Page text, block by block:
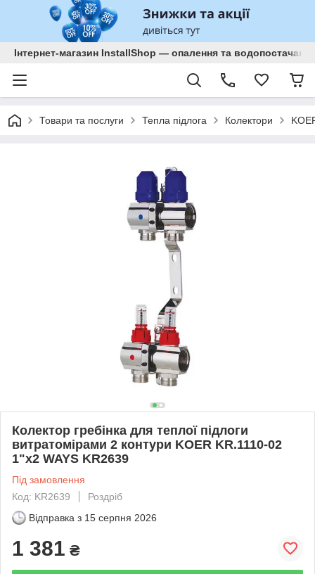
Інтернет-магазин InstallShop — опалення та водопостачання
Товари та послуги Тепла підлога Колектори
Колектор гребінка для теплої підлоги
витратомірами 2 контури KOER KR.1110-02
1"x2 WAYS KR2639
Під замовлення
Код: KR2639
Роздріб
Відправка з 15 серпня 2026
1 381 ₴